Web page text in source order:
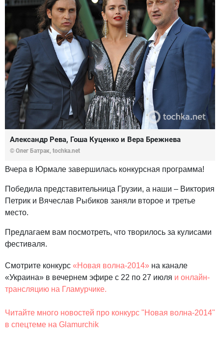
Александр Рева, Гоша Куценко и Вера Брежнева
© Олег Батрак, tochka.net
Вчера в Юрмале завершилась конкурсная программа!
Победила представительница Грузии, а наши – Виктория
Петрик и Вячеслав Рыбиков заняли второе и третье
место.
Предлагаем вам посмотреть, что творилось за кулисами
фестиваля.
Смотрите конкурс «Новая волна-2014» на канале
«Украина» в вечернем эфире с 22 по 27 июля и онлайн-
трансляцию на Гламурчике.
Читайте много новостей про конкурс "Новая волна-2014"
в спецтеме на Glamurchik